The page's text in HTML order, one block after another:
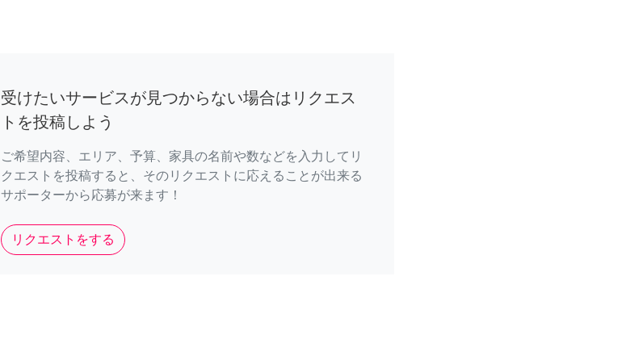
受けたいサービスが見つからない場合はリクエス
トを投稿しよう
ご希望内容、エリア、予算、家具の名前や数などを入力してリ
クエストを投稿すると、そのリクエストに応えることが出来る
サポーターから応募が来ます！
リクエストをする